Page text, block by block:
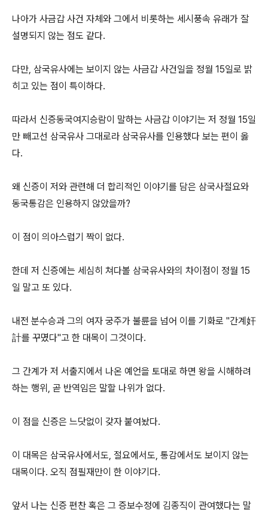
나아가 사금갑 사건 자체와 그에서 비롯하는 세시풍속 유래가 잘
설명되지 않는 점도 같다.
다만, 삼국유사에는 보이지 않는 사금갑 사건일을 정월 15일로 밝
히고 있는 점이 특이하다.
따라서 신증동국여지승람이 말하는 사금갑 이야기는 저 정월 15일
만 빼고선 삼국유사 그대로라 삼국유사를 인용했다 보는 편이 옳
다.
왜 신증이 저와 관련해 더 합리적인 이야기를 담은 삼국사절요와
동국통감은 인용하지 않았을까?
이 점이 의아스럽기 짝이 없다.
한데 저 신증에는 세심히 쳐다볼 삼국유사와의 차이점이 정월 15
일 말고 또 있다.
내전 분수승과 그의 여자 궁주가 불륜을 넘어 이를 기화로 "간계奸
計를 꾸몄다"고 한 대목이 그것이다.
그 간계가 저 서출지에서 나온 예언을 토대로 하면 왕을 시해하려
하는 행위, 곧 반역임은 말할 나위가 없다.
이 점을 신증은 느닷없이 갖자 붙여놨다.
이 대목은 삼국유사에서도, 절요에서도, 통감에서도 보이지 않는
대목이다. 오직 점필재만이 한 이야기다.
앞서 나는 신증 편찬 혹은 그 증보수정에 김종직이 관여했다는 말